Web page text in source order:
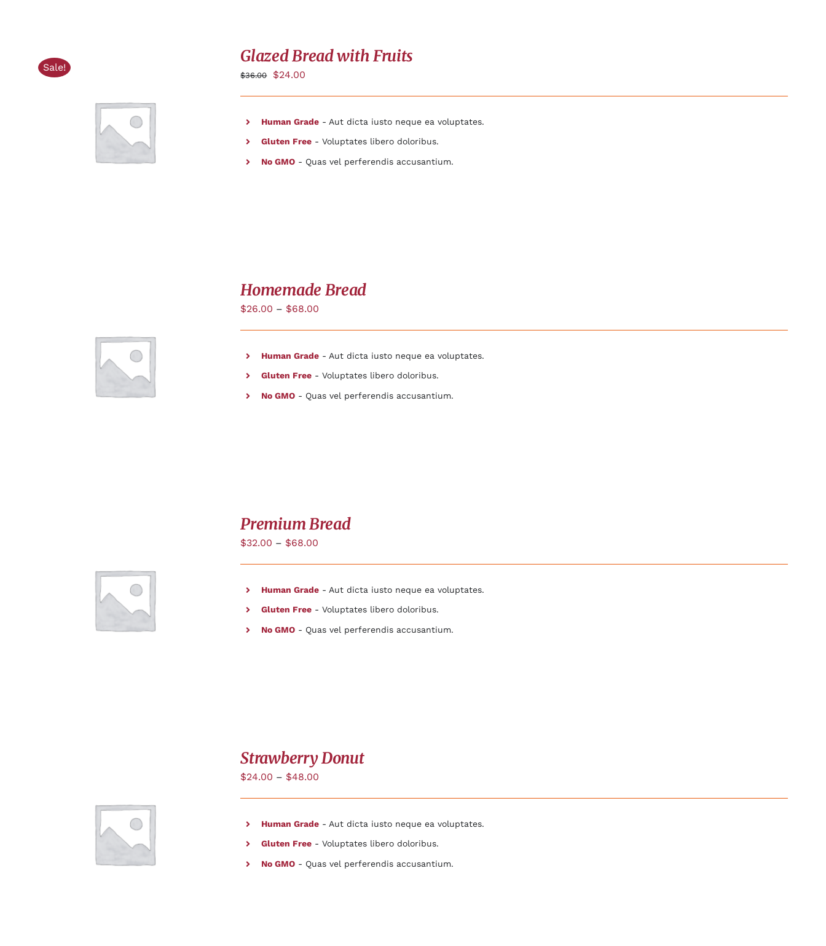
Sale!
AJOUTER AU PANIER
APERÇU
Glazed Bread with Fruits
$36.00 $24.00
Human Grade- Aut dicta iusto neque ea voluptates.
Gluten Free- Voluptates libero doloribus.
No GMO- Quas vel perferendis accusantium.
APERÇU
Homemade Bread
$26.00 – $68.00
Human Grade- Aut dicta iusto neque ea voluptates.
Gluten Free- Voluptates libero doloribus.
No GMO- Quas vel perferendis accusantium.
CHOIX DES OPTIONS
APERÇU
Premium Bread
$32.00 – $68.00
Human Grade- Aut dicta iusto neque ea voluptates.
Gluten Free- Voluptates libero doloribus.
No GMO- Quas vel perferendis accusantium.
APERÇU
Strawberry Donut
$24.00 – $48.00
Human Grade- Aut dicta iusto neque ea voluptates.
Gluten Free- Voluptates libero doloribus.
No GMO- Quas vel perferendis accusantium.